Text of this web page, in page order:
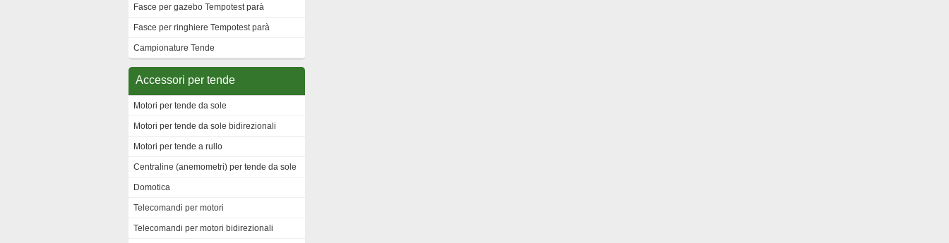
Fasce per gazebo Tempotest parà
Fasce per ringhiere Tempotest parà
Campionature Tende
Accessori per tende
Motori per tende da sole
Motori per tende da sole bidirezionali
Motori per tende a rullo
Centraline (anemometri) per tende da sole
Domotica
Telecomandi per motori
Telecomandi per motori bidirezionali